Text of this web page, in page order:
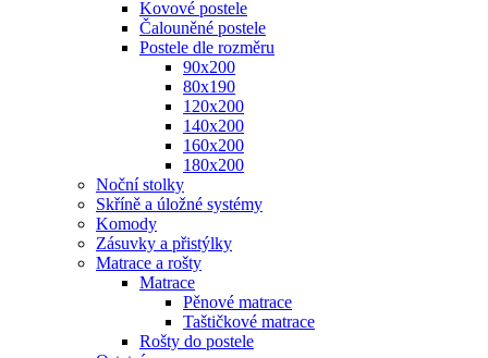
Kovové postele
Čalouněné postele
Postele dle rozměru
90x200
80x190
120x200
140x200
160x200
180x200
Noční stolky
Skříně a úložné systémy
Komody
Zásuvky a přistýlky
Matrace a rošty
Matrace
Pěnové matrace
Taštičkové matrace
Rošty do postele